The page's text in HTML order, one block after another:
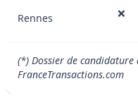
Rennes ❌
(*) Dossier de
FranceTransactions.com